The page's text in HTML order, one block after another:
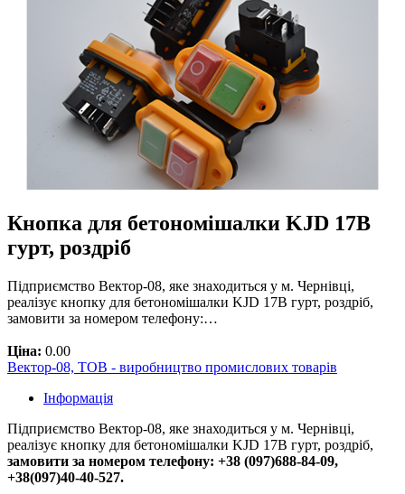
Кнопка для бетономішалки KJD 17B
гурт, роздріб
Підприємство Вектор-08, яке знаходиться у м. Чернівці,
реалізує кнопку для бетономішалки KJD 17B гурт, роздріб,
замовити за номером телефону:…
Ціна: 0.00
Вектор-08, ТОВ - виробництво промислових товарів
Інформація
Підприємство Вектор-08, яке знаходиться у м. Чернівці,
реалізує кнопку для бетономішалки KJD 17B гурт, роздріб,
замовити за номером телефону: +38 (097)688-84-09,
+38(097)40-40-527.